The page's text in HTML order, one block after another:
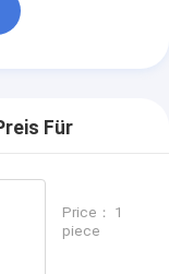
Für
Price： 1
piece